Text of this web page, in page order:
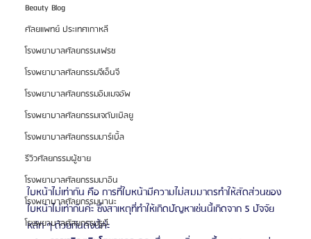
Beauty Blog
ศัลยแพทย์ ประเทศเกาหลี
โรงพยาบาลศัลยกรรมเฟรช
โรงพยาบาลศัลยกรรมจีเอ็นจี
โรงพยาบาลศัลยกรรมอิมเมจอัพ
โรงพยาบาลศัลยกรรมเจดับเบิลยู
โรงพยาบาลศัลยกรรมมาร์เบิ้ล
รีวิวศัลยกรรมผู้ชาย
โรงพยาบาลศัลยกรรมมาอิน
โรงพยาบาลศัลยกรรมนานะ
โรงพยาบาลศัลยกรรมรูบี
ใบหน้าไม่เท่ากัน คือ การที่ใบหน้ามีความไม่สมมาตรทำให้สัดส่วนของ
ใบหน้าไม่เท่ากันค่ะ ซึ่งสาเหตุที่ทำให้เกิดปัญหาเช่นนี้เกิดจาก 5 ปัจจัย
หลัก ๆ ด้วยกันดังนี้ค่ะ